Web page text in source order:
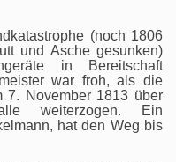
(noch 1806
und Asche gesunken)
in Bereitschaft
war froh, als die
7. November 1813 über
weiterzogen. Ein
hat den Weg bis